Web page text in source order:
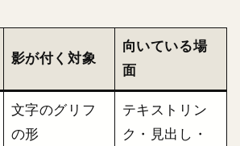
影が付く対象
向いている場
面
文字のグリフ
の形
テキストリン
ク・見出し・